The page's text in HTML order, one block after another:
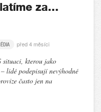
za…
před 4 měsíci
situaci, kterou jako
lidé podepisují nevýhodné
často jen na